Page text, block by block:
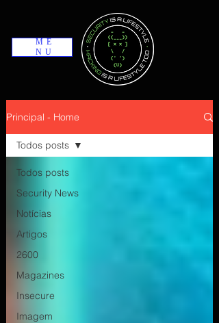
ME
NU
Principal - Home
Todos posts
Security News
Notícias
Artigos
2600
Magazines
Insecure
Imagem
Todos posts